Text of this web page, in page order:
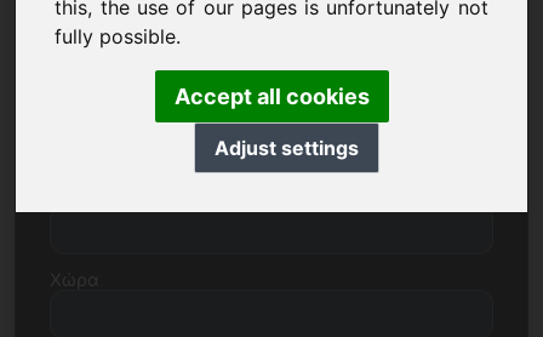
this, the use of our pages is unfortunately not
fully possible.
Accept all cookies
Adjust settings
E-Mail